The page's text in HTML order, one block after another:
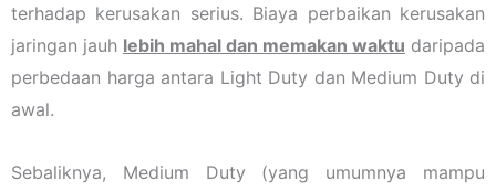
terhadap kerusakan serius. Biaya perbaikan kerusakan
jaringan jauh lebih mahal dan memakan waktu daripada
perbedaan harga antara Light Duty dan Medium Duty di
awal.
Sebaliknya, Medium Duty (yang umumnya mampu